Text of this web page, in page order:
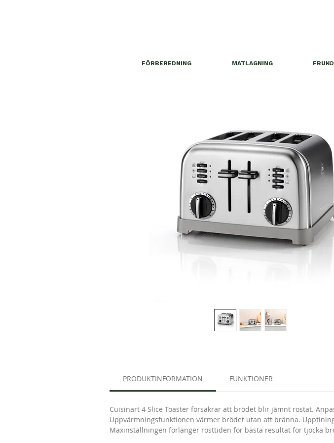
FÖRBEREDNING MATLAGNING
PRODUKTINFORMATION FUNKTIONER
Cuisinart 4 Slice Toaster försäkrar att brödet blir jämnt rostat.
Uppvärmningsfunktionen värmer brödet utan att bränna.
Maxinställningen förlänger rosttiden för bästa resultat för tjocka